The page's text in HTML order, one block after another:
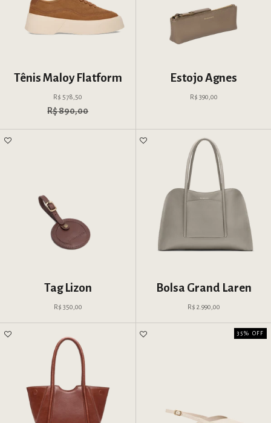
Tênis Maloy Flatform
Preço promocional
R$ 578,50
Preço normal
R$ 890,00
Estojo Agnes
Preço promocional
R$ 390,00
Tag Lizon
Preço promocional
R$ 350,00
Bolsa Grand Laren
Preço promocional
R$ 2.990,00
35% OFF